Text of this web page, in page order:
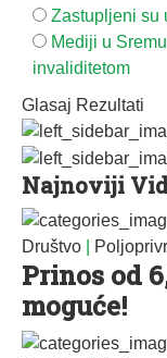
Zastupljeni su
Mediji u
invaliditetom
Glasaj Rezultati
Najnoviji
Društvo
Prinos od
moguće!